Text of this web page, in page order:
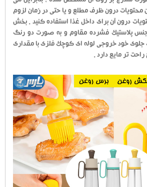
محتویات درون ظرف مطلع و یا حتی در زمان لزوم
درون آن برای داخل غذا استفاده کنید . بخش
پلاستیک فشرده مقاوم و به صورت دو رنگ
خود خروجی لوله ای کوچک فلزی با مقداری
تر مایع دارد .